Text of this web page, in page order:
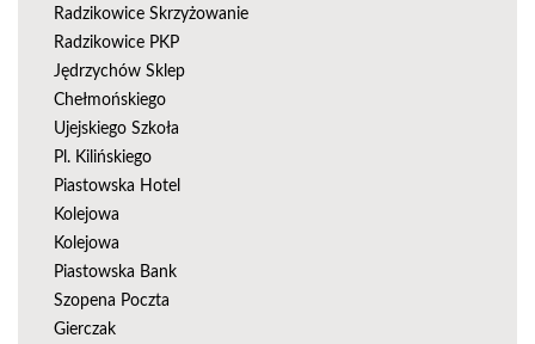
Radzikowice Skrzyżowanie
Radzikowice PKP
Jędrzychów Sklep
Chełmońskiego
Ujejskiego Szkoła
Pl. Kilińskiego
Piastowska Hotel
Kolejowa
Kolejowa
Piastowska Bank
Szopena Poczta
Gierczak